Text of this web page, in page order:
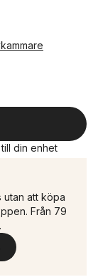
din enhet
utan att köpa
Från 79